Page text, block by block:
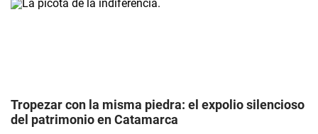
Tropezar con la misma piedra: el expolio silencioso
del patrimonio en Catamarca